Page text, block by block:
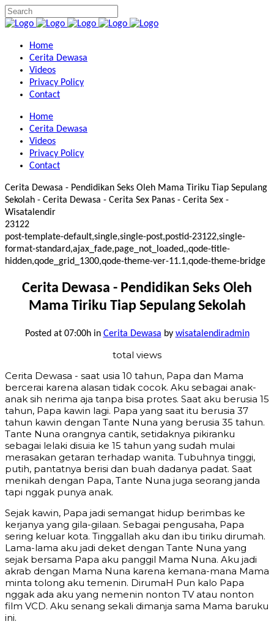
Home
Cerita Dewasa
Videos
Privacy Policy
Contact
Home
Cerita Dewasa
Videos
Privacy Policy
Contact
Cerita Dewasa - Pendidikan Seks Oleh Mama Tiriku Tiap Sepulang
Sekolah - Cerita Dewasa - Cerita Sex Panas - Cerita Sex -
Wisatalendir
23122
post-template-default,single,single-post,postid-23122,single-
format-standard,ajax_fade,page_not_loaded,,qode-title-
hidden,qode_grid_1300,qode-theme-ver-11.1,qode-theme-bridge
Cerita Dewasa - Pendidikan Seks Oleh
Mama Tiriku Tiap Sepulang Sekolah
Posted at 07:00hin Cerita Dewasa by wisatalendiradmin
total views
Cerita Dewasa - saat usia 10 tahun, Papa dan Mama
bercerai karena alasan tidak cocok. Aku sebagai anak-
anak sih nerima aja tanpa bisa protes. Saat aku berusia 15
tahun, Papa kawin lagi. Papa yang saat itu berusia 37
tahun kawin dengan Tante Nuna yang berusia 35 tahun.
Tante Nuna orangnya cantik, setidaknya pikiranku
sebagai lelaki disuia ke 15 tahun yang sudah mulai
merasakan getaran terhadap wanita. Tubuhnya tinggi,
putih, pantatnya berisi dan buah dadanya padat. Saat
menikah dengan Papa, Tante Nuna juga seorang janda
tapi nggak punya anak.
Sejak kawin, Papa jadi semangat hidup berimbas ke
kerjanya yang gila-gilaan. Sebagai pengusaha, Papa
sering keluar kota. Tinggallah aku dan ibu tiriku dirumah.
Lama-lama aku jadi deket dengan Tante Nuna yang
sejak bersama Papa aku panggil Mama Nuna. Aku jadi
akrab dengan Mama Nuna karena kemana-mana Mama
minta tolong aku temenin. DirumaH Pun kalo Papa
nggak ada aku yang nemenin nonton TV atau nonton
film VCD. Aku senang sekali dimanja sama Mama baruku
ini.